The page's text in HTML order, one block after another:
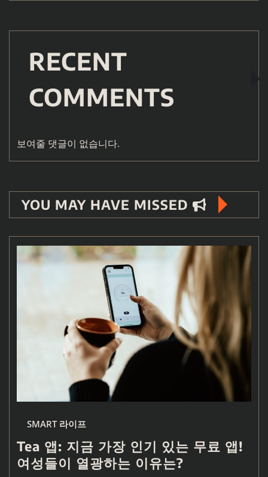
RECENT
COMMENTS
보여줄 댓글이 없습니다.
YOU MAY HAVE MISSED
SMART 라이프
Tea 앱: 지금 가장 인기 있는 무료 앱!
여성들이 열광하는 이유는?